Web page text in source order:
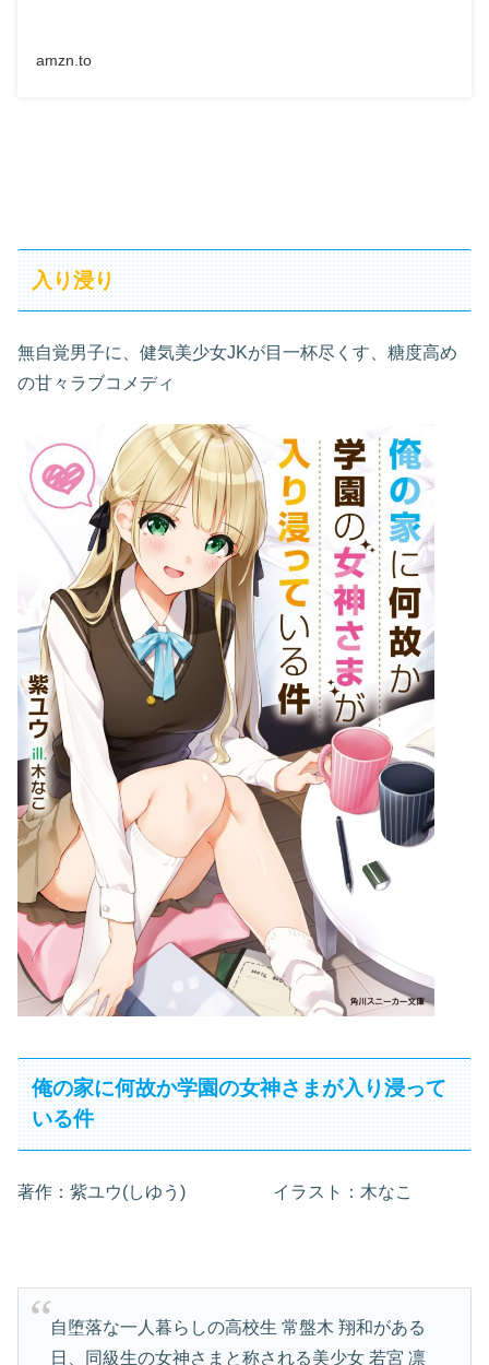
amzn.to
入り浸り
無自覚男子に、健気美少女JKが目一杯尽くす、糖度高め
の甘々ラブコメディ
俺の家に何故か学園の女神さまが入り浸って
いる件
著作：紫ユウ(しゆう) イラスト：木なこ
自堕落な一人暮らしの高校生 常盤木 翔和がある
日、同級生の女神さまと称される美少女 若宮 凛